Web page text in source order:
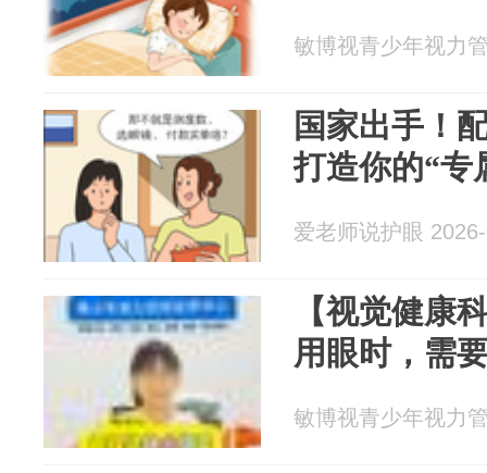
敏博视青少年视力
国家出手！
打造你的“专
爱老师说护眼
【视觉健康
用眼时，需
敏博视青少年视力